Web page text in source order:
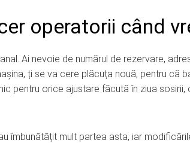
operatorii când
Ai nevoie de numărul de rezervare,
ți se va cere plăcuța nouă, pentru că
pentru orice ajustare făcută în ziua
îmbunătățit mult partea asta, iar